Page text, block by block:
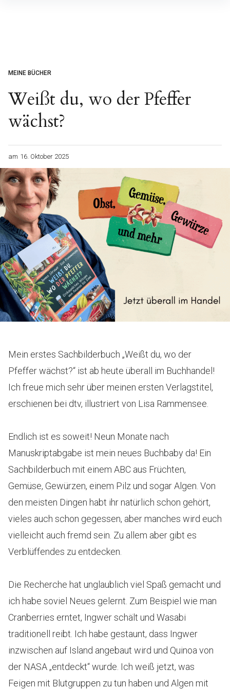
MEINE BÜCHER
Weißt du, wo der Pfeffer
wächst?
am 16. Oktober 2025
Mein erstes Sachbilderbuch „Weißt du, wo der
Pfeffer wächst?“ ist ab heute überall im Buchhandel!
Ich freue mich sehr über meinen ersten Verlagstitel,
erschienen bei dtv, illustriert von Lisa Rammensee.
Endlich ist es soweit! Neun Monate nach
Manuskriptabgabe ist mein neues Buchbaby da! Ein
Sachbilderbuch mit einem ABC aus Früchten,
Gemüse, Gewürzen, einem Pilz und sogar Algen. Von
den meisten Dingen habt ihr natürlich schon gehört,
vieles auch schon gegessen, aber manches wird euch
vielleicht auch fremd sein. Zu allem aber gibt es
Verblüffendes zu entdecken.
Die Recherche hat unglaublich viel Spaß gemacht und
ich habe soviel Neues gelernt. Zum Beispiel wie man
Cranberries erntet, Ingwer schält und Wasabi
traditionell reibt. Ich habe gestaunt, dass Ingwer
inzwischen auf Island angebaut wird und Quinoa von
der NASA „entdeckt“ wurde. Ich weiß jetzt, was
Feigen mit Blutgruppen zu tun haben und Algen mit